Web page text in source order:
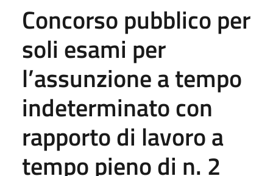
Concorso pubblico per
soli esami per
l’assunzione a tempo
indeterminato con
rapporto di lavoro a
tempo pieno di n. 2